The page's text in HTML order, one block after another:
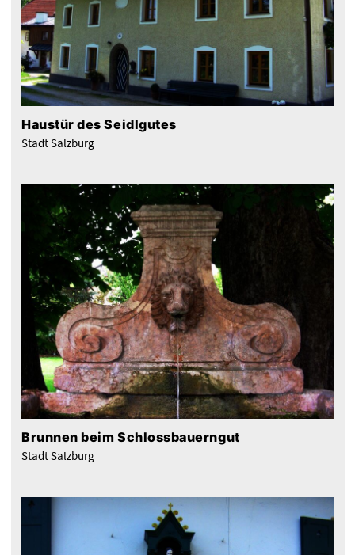
Haustür des Seidlgutes
Stadt Salzburg
Brunnen beim Schlossbauerngut
Stadt Salzburg